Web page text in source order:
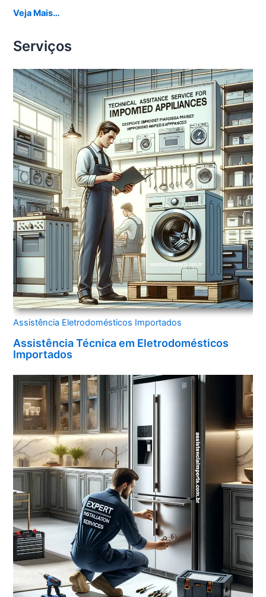
Veja Mais…
Serviços
Assistência Eletrodomésticos Importados
Assistência Técnica em Eletrodomésticos
Importados